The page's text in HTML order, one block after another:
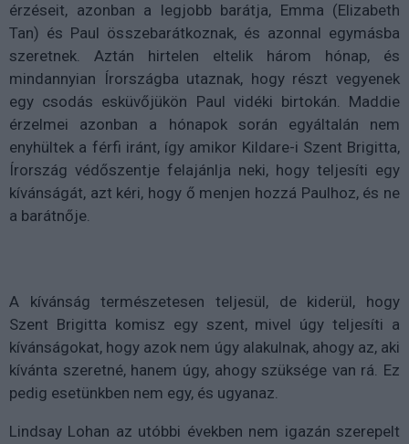
érzéseit, azonban a legjobb barátja, Emma (Elizabeth
Tan) és Paul összebarátkoznak, és azonnal egymásba
szeretnek. Aztán hirtelen eltelik három hónap, és
mindannyian Írországba utaznak, hogy részt vegyenek
egy csodás esküvőjükön Paul vidéki birtokán. Maddie
érzelmei azonban a hónapok során egyáltalán nem
enyhültek a férfi iránt, így amikor Kildare-i Szent Brigitta,
Írország védőszentje felajánlja neki, hogy teljesíti egy
kívánságát, azt kéri, hogy ő menjen hozzá Paulhoz, és ne
a barátnője.
A kívánság természetesen teljesül, de kiderül, hogy
Szent Brigitta komisz egy szent, mivel úgy teljesíti a
kívánságokat, hogy azok nem úgy alakulnak, ahogy az, aki
kívánta szeretné, hanem úgy, ahogy szüksége van rá. Ez
pedig esetünkben nem egy, és ugyanaz.
Lindsay Lohan az utóbbi években nem igazán szerepelt